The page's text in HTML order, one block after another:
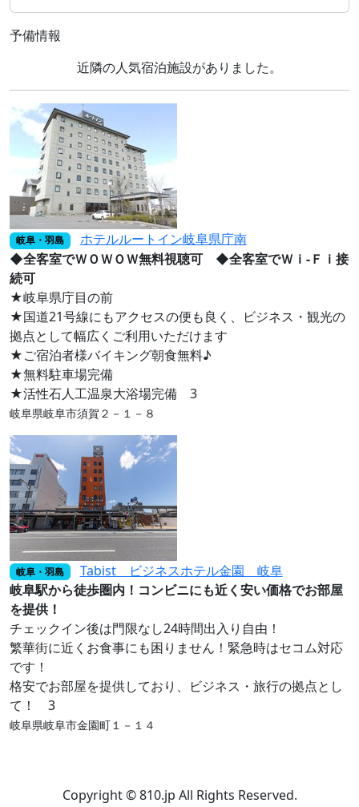
予備情報
近隣の人気宿泊施設がありました。
岐阜・羽島
ホテルルートイン岐阜県庁南
◆全客室でＷＯＷＯＷ無料視聴可 ◆全客室でＷｉ-Ｆｉ接
続可
★岐阜県庁目の前
★国道21号線にもアクセスの便も良く、ビジネス・観光の
拠点として幅広くご利用いただけます
★ご宿泊者様バイキング朝食無料♪
★無料駐車場完備
★活性石人工温泉大浴場完備 3
岐阜県岐阜市須賀２－１－８
岐阜・羽島
Tabist ビジネスホテル金園 岐阜
岐阜駅から徒歩圏内！コンビニにも近く安い価格でお部屋
を提供！
チェックイン後は門限なし24時間出入り自由！
繁華街に近くお食事にも困りません！緊急時はセコム対応
です！
格安でお部屋を提供しており、ビジネス・旅行の拠点とし
て！ 3
岐阜県岐阜市金園町１－１４
Copyright © 810.jp All Rights Reserved.